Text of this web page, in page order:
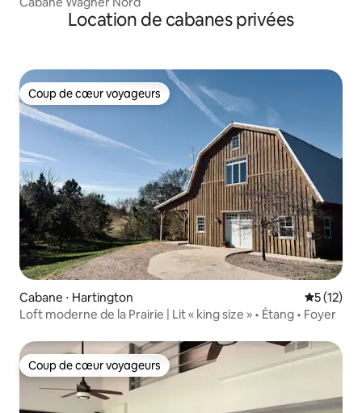
Location de cabanes privées
Coup de cœur voyageurs
Coup de cœur voyageurs
Cabane ⋅ Hartington
5 (12)
Loft moderne de la Prairie | Lit « king size » • Étang • Foyer
Coup de cœur voyageurs
Coup de cœur voyageurs